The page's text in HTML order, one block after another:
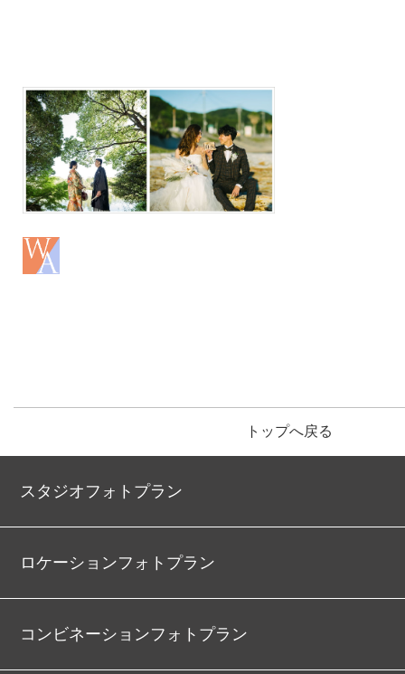
トップへ戻る
スタジオフォトプラン
ロケーションフォトプラン
コンビネーションフォトプラン